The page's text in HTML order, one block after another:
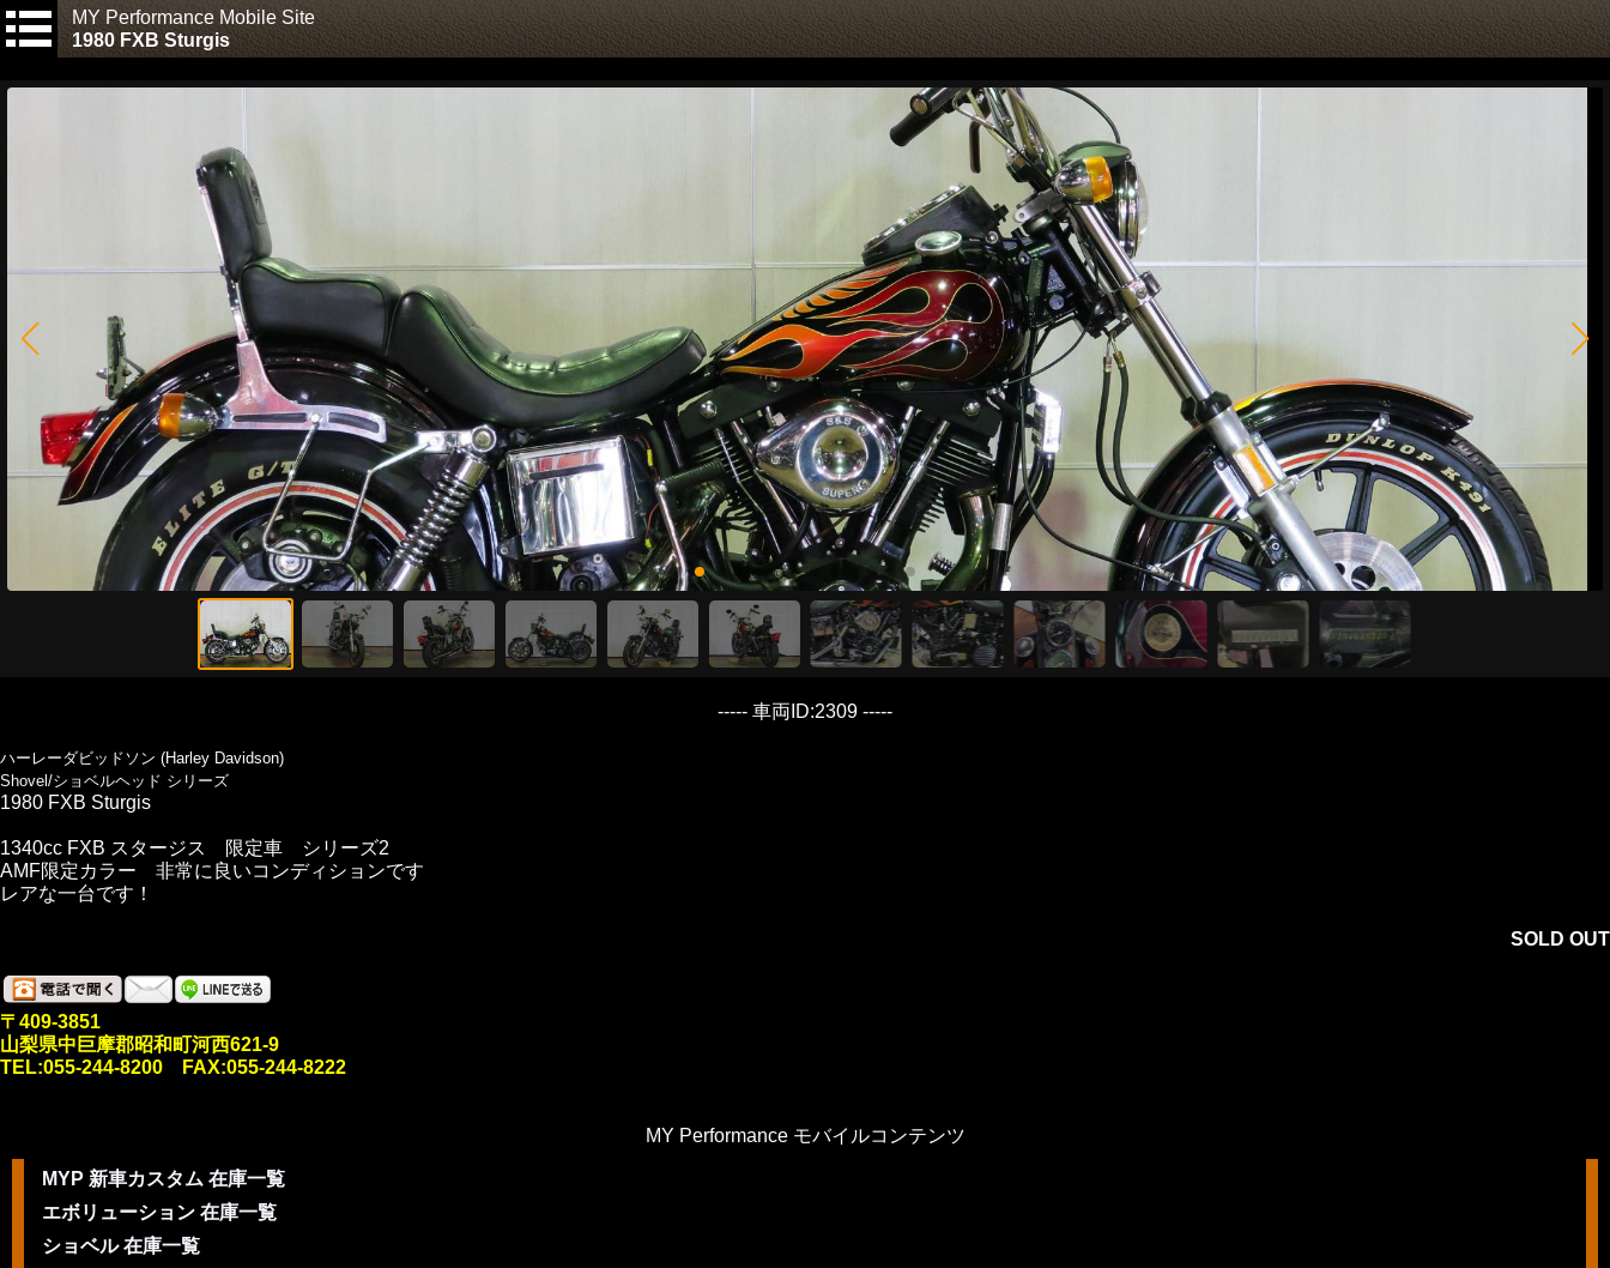
MY Performance Mobile Site
1980 FXB Sturgis
----- 車両ID:2309 -----
ハーレーダビッドソン (Harley Davidson)
Shovel/ショベルヘッド シリーズ
1980 FXB Sturgis
1340cc FXB スタージス 限定車 シリーズ2
AMF限定カラー 非常に良いコンディションです
レアな一台です！
SOLD OUT
〒409-3851
山梨県中巨摩郡昭和町河西621-9
TEL:055-244-8200 FAX:055-244-8222
MY Performance モバイルコンテンツ
MYP 新車カスタム 在庫一覧
エボリューション 在庫一覧
ショベル 在庫一覧